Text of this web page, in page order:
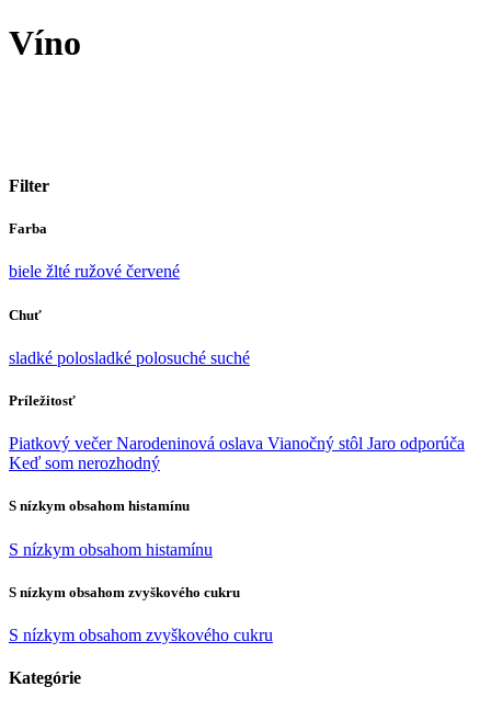
Víno
Filter
Farba
biele žlté ružové červené
Chuť
sladké polosladké polosuché suché
Príležitosť
Piatkový večerNarodeninová oslava Vianočný stôl Jaro odporúča
Keď som nerozhodný
S nízkym obsahom histamínu
S nízkym obsahom histamínu
S nízkym obsahom zvyškového cukru
S nízkym obsahom zvyškového cukru
Kategórie